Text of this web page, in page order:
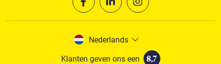
Nederlands
Klanten geven ons een
8,7